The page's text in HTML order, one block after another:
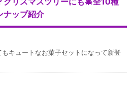
ナップ紹介
キュートなお菓子セットになって新登